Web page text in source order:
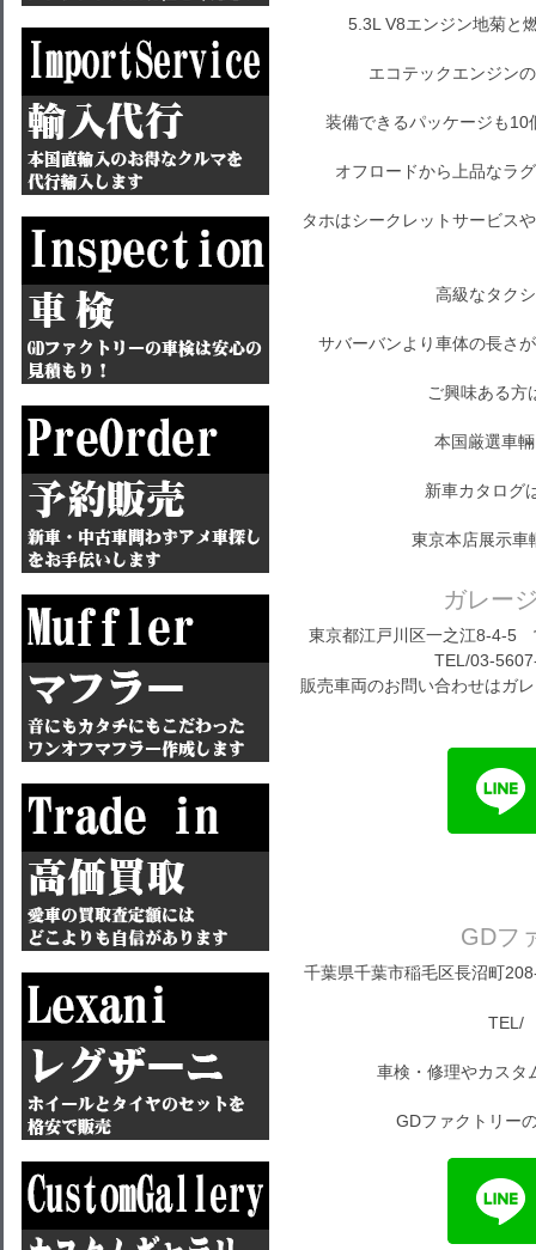
5.3L V8エンジン地菊と
エコテックエンジン
装備できるパッケージも
オフロードから上品なラ
タホはシークレットサービス
高級なタク
サバーバンより車体の長さ
ご興味ある方
本国厳選車
新車カタログ
東京本店展示
ガレー
東京都江戸川区一之江8-4-5
TEL/03-
販売車両のお問い合わせはガ
GDフ
千葉県千葉市稲毛区長沼町
TEL/
車検・修理やカスタ
GDファクトリー